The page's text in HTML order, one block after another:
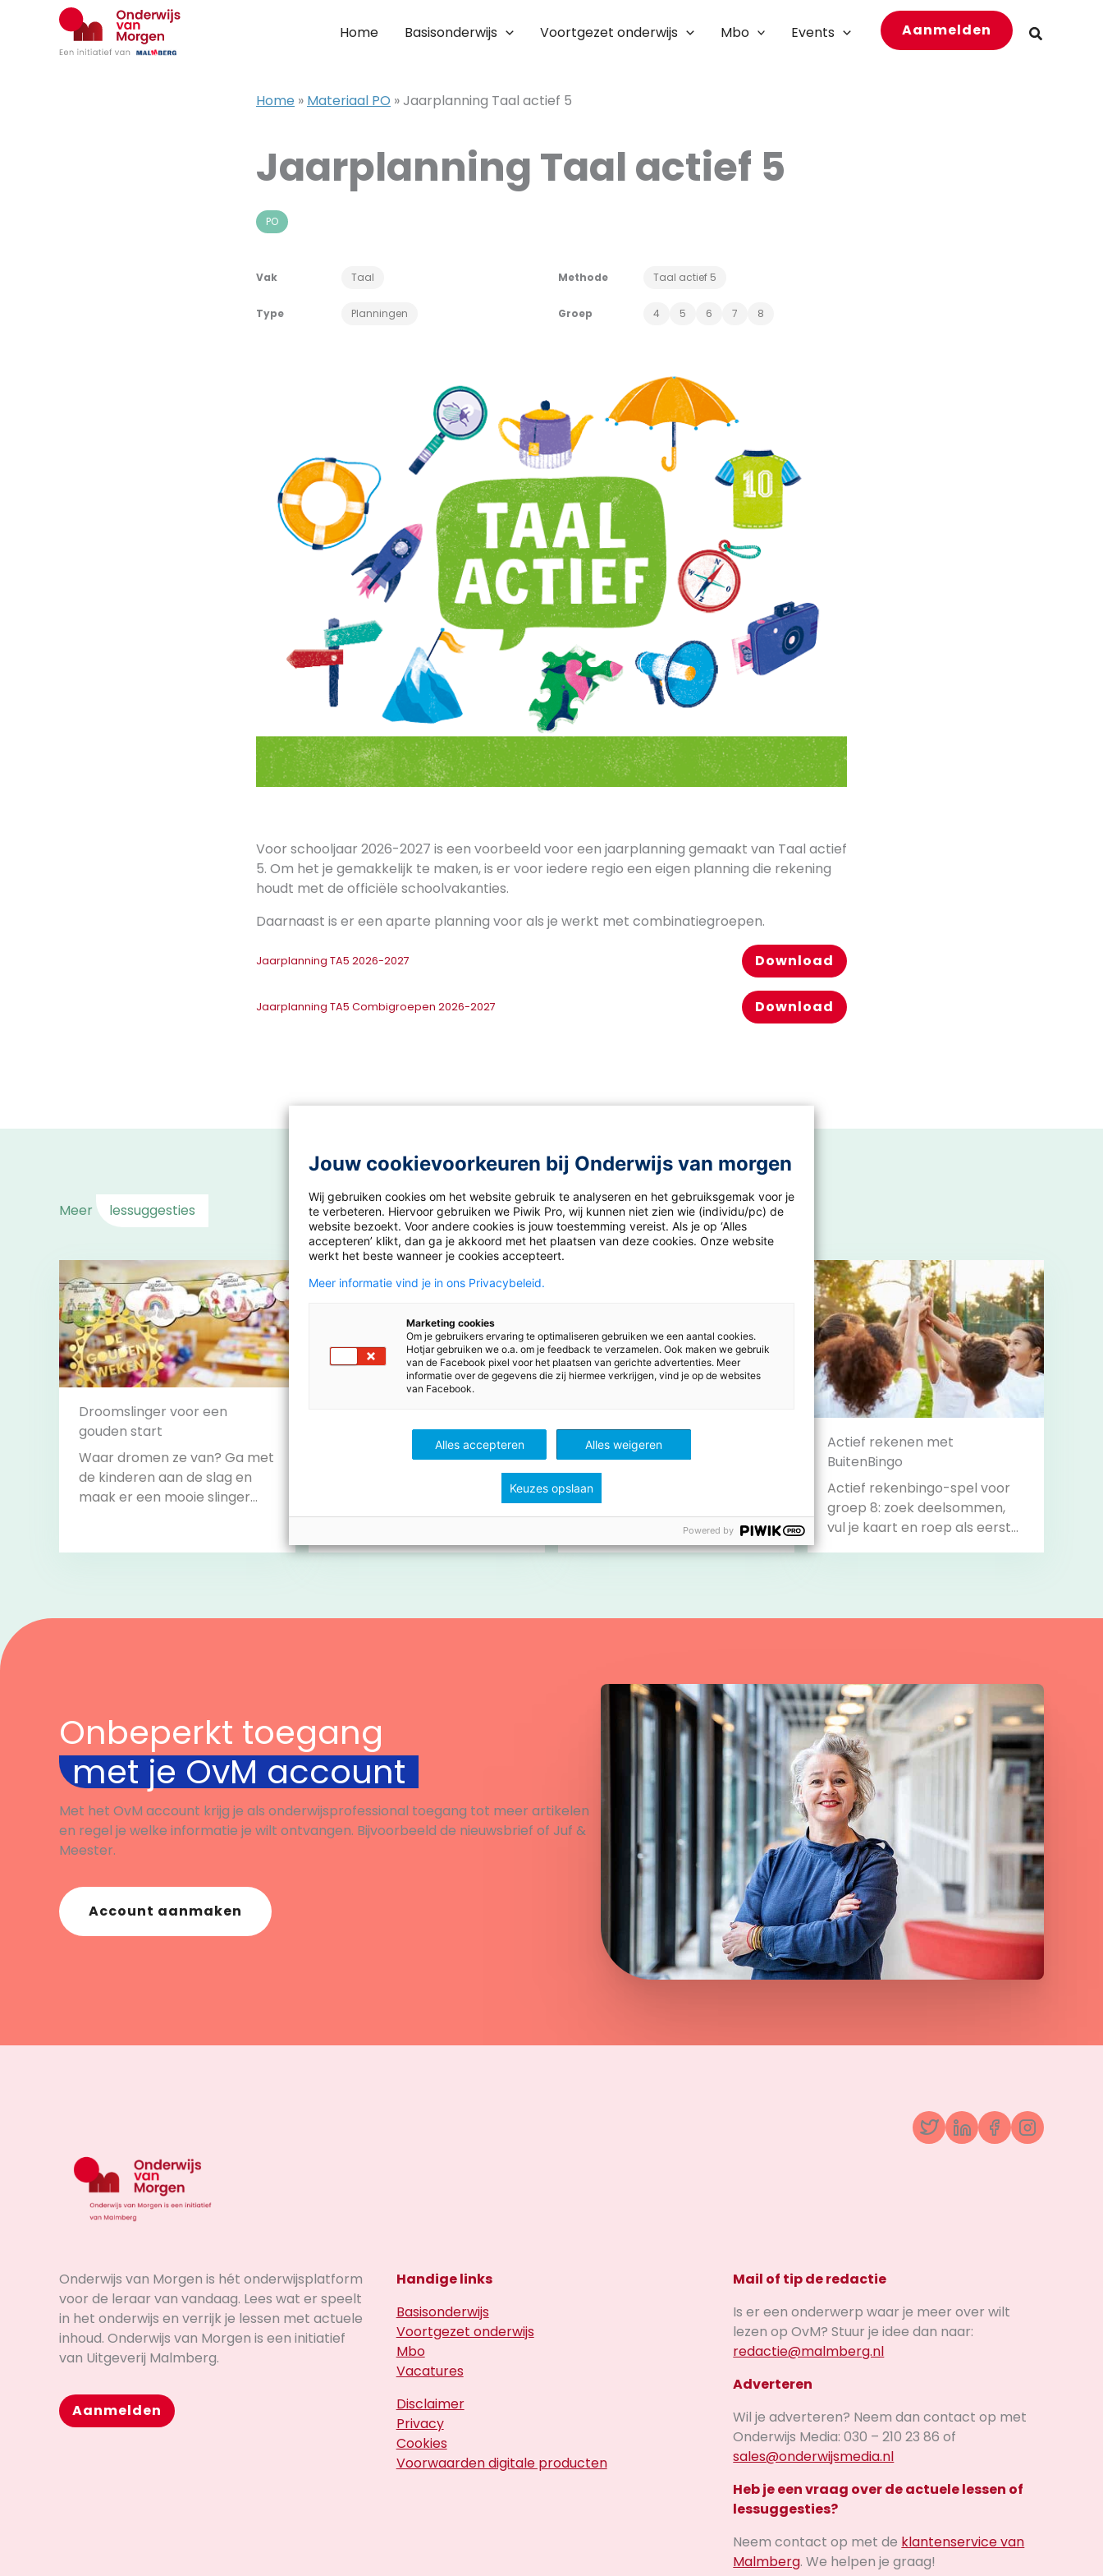
Home Basisonderwijs Voortgezet onderwijs Mbo Events Aanmelden Zoeken
Home » Materiaal PO »Jaarplanning Taal actief 5
PO
Vak Taal Methode Taal actief 5
Type Planningen Groep 4 5 6 7 8
Jaarplanning Taal actief 5
Voor schooljaar 2026-2027 is een voorbeeld voor een jaarplanning gemaakt van Taal actief
5. Om het je gemakkelijk te maken, is er voor iedere regio een eigen planning die rekening
houdt met de officiële schoolvakanties.
Daarnaast is er een aparte planning voor als je werkt met combinatiegroepen.
Jaarplanning TA5 2026-2027 Download
Jaarplanning TA5 Combigroepen 2026-2027 Download
Meer lessuggesties
Droomslinger voor een
gouden start
Waar dromen ze van? Ga met
de kinderen aan de slag en
maak er een mooie slinger
challenge! Lukt het jullie om
volbrengen? Klaar voor de
Lijn 3: aftellen naar de Sint
Aftelkalender naar
Sinterklaas.
Actief rekenen met
BuitenBingo
Actief rekenbingo-spel voor
groep 8: zoek deelsommen,
vul je kaart en roep als eerste
Onbeperkt toegang
met je OvM account
Met het OvM account krijg je als onderwijsprofessional toegang tot meer artikelen
en regel je welke informatie je wilt ontvangen. Bijvoorbeeld de nieuwsbrief of Juf &
Meester.
Account aanmaken
TwitterLinkedInFacebook
Onderwijs van Morgen is hét onderwijsplatform
voor de leraar van vandaag. Lees wat er speelt
in het onderwijs en verrijk je lessen met actuele
inhoud. Onderwijs van Morgen is een initiatief
van Uitgeverij Malmberg.
Aanmelden
Handige links
Basisonderwijs
Voortgezet onderwijs
Mbo
Vacatures
Disclaimer
Privacy
Cookies
Voorwaarden digitale producten
Mail of tip de redactie
Is er een onderwerp waar je meer over wilt
lezen op OvM? Stuur je idee dan naar:
redactie@malmberg.nl
Adverteren
Wil je adverteren? Neem dan contact op met
Onderwijs Media: 030 – 210 23 86 of
sales@onderwijsmedia.nl
Heb je een vraag over de actuele lessen of
lessuggesties?
Neem contact op met de klantenservice van
Malmberg. We helpen je graag!
Jouw cookievoorkeuren bij Onderwijs van morgen
Wij gebruiken cookies om het website gebruik te analyseren en het gebruiksgemak voor je
te verbeteren. Hiervoor gebruiken we Piwik Pro, wij kunnen niet zien wie (individu/pc) de
website bezoekt. Voor andere cookies is jouw toestemming vereist. Als je op ‘Alles
accepteren’ klikt, dan ga je akkoord met het plaatsen van deze cookies. Onze website
werkt het beste wanneer je cookies accepteert.
Meer informatie vind je in ons Privacybeleid.
Marketing cookies
Om je gebruikers ervaring te optimaliseren gebruiken we een aantal cookies.
Hotjar gebruiken we o.a. om je feedback te verzamelen. Ook maken we gebruik
van de Facebook pixel voor het plaatsen van gerichte advertenties. Meer
informatie over de gegevens die zij hiermee verkrijgen, vind je op de websites
van Facebook.
Alles accepteren Alles weigeren
Keuzes opslaan
Powered by